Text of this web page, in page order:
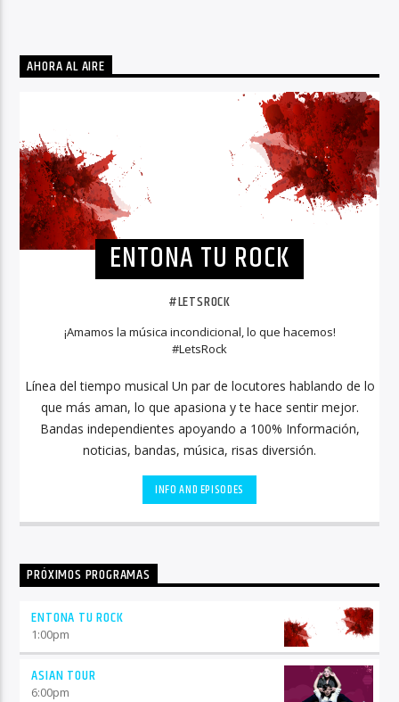
AHORA AL AIRE
ENTONA TU ROCK
#LETSROCK
¡Amamos la música incondicional, lo que hacemos!
#LetsRock
Línea del tiempo musical Un par de locutores hablando de lo
que más aman, lo que apasiona y te hace sentir mejor.
Bandas independientes apoyando a 100% Información,
noticias, bandas, música, risas diversión.
INFO AND EPISODES
PRÓXIMOS PROGRAMAS
ENTONA TU ROCK
1:00pm
ASIAN TOUR
6:00pm